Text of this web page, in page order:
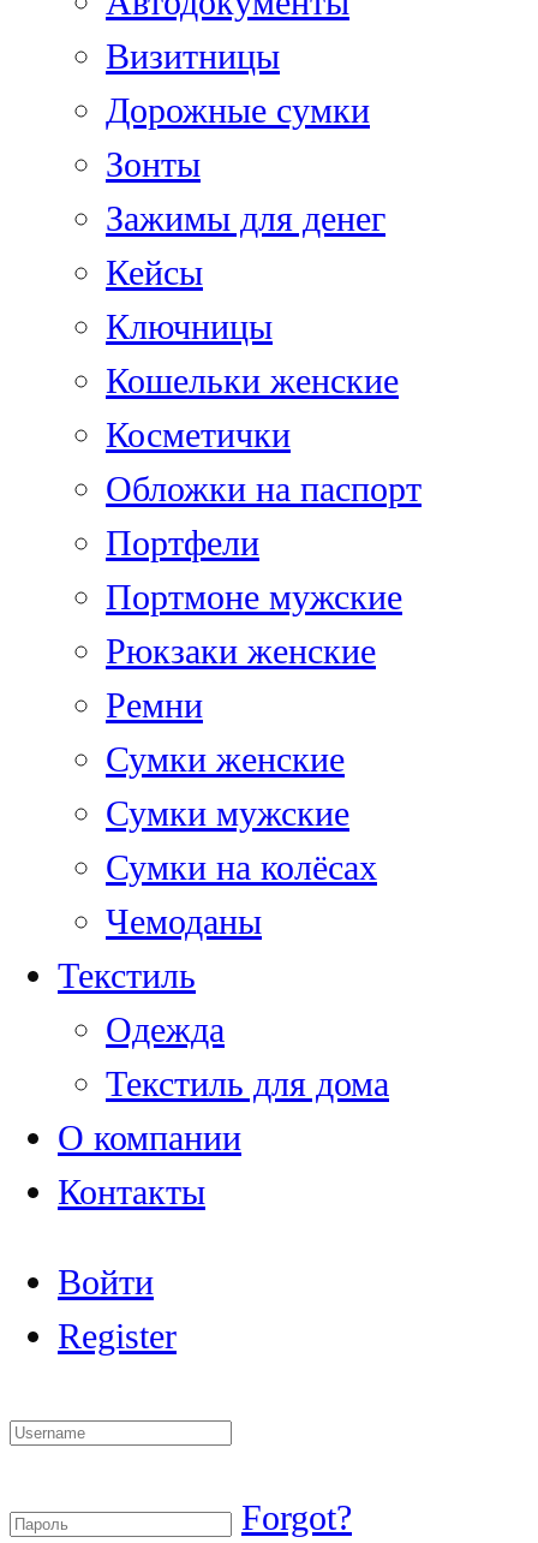
Визитницы
Дорожные сумки
Зонты
Зажимы для денег
Кейсы
Ключницы
Кошельки женские
Косметички
Обложки на паспорт
Портфели
Портмоне мужские
Рюкзаки женские
Ремни
Сумки женские
Сумки мужские
Сумки на колёсах
Чемоданы
Текстиль
Одежда
Текстиль для дома
О компании
Контакты
Войти
Register
Forgot?